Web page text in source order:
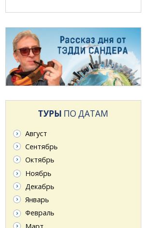
ТУРЫ ПО ДАТАМ
Август
Сентябрь
Октябрь
Ноябрь
Декабрь
Январь
Февраль